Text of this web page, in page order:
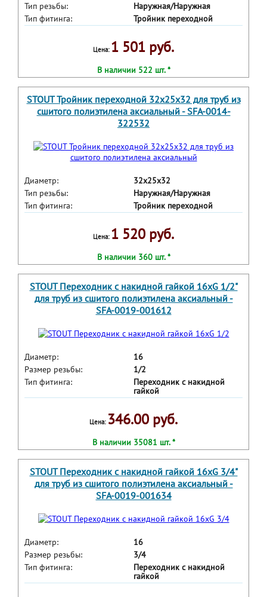
Тип резьбы:
Наружная/Наружная
Тип фитинга:
Тройник переходной
Цена: 1 501 руб.
В наличии 522 шт. *
STOUT Тройник переходной 32x25x32 для труб из
сшитого полиэтилена аксиальный - SFA-0014-
322532
Диаметр:
32х25х32
Тип резьбы:
Наружная/Наружная
Тип фитинга:
Тройник переходной
Цена: 1 520 руб.
В наличии 360 шт. *
STOUT Переходник с накидной гайкой 16xG 1/2"
для труб из сшитого полиэтилена аксиальный -
SFA-0019-001612
Диаметр:
16
Размер резьбы:
1/2
Тип фитинга:
Переходник с накидной
гайкой
Цена: 346.00 руб.
В наличии 35081 шт. *
STOUT Переходник с накидной гайкой 16xG 3/4"
для труб из сшитого полиэтилена аксиальный -
SFA-0019-001634
Диаметр:
16
Размер резьбы:
3/4
Тип фитинга:
Переходник с накидной
гайкой